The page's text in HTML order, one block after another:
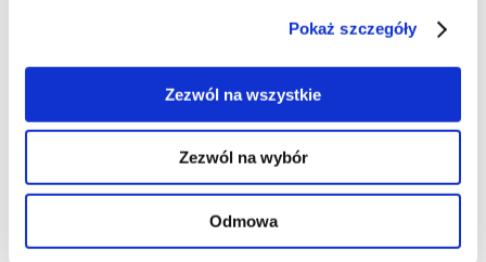
Pokaż szczegóły
Zezwól na wszystkie
Zezwól na wybór
Odmowa
6
8